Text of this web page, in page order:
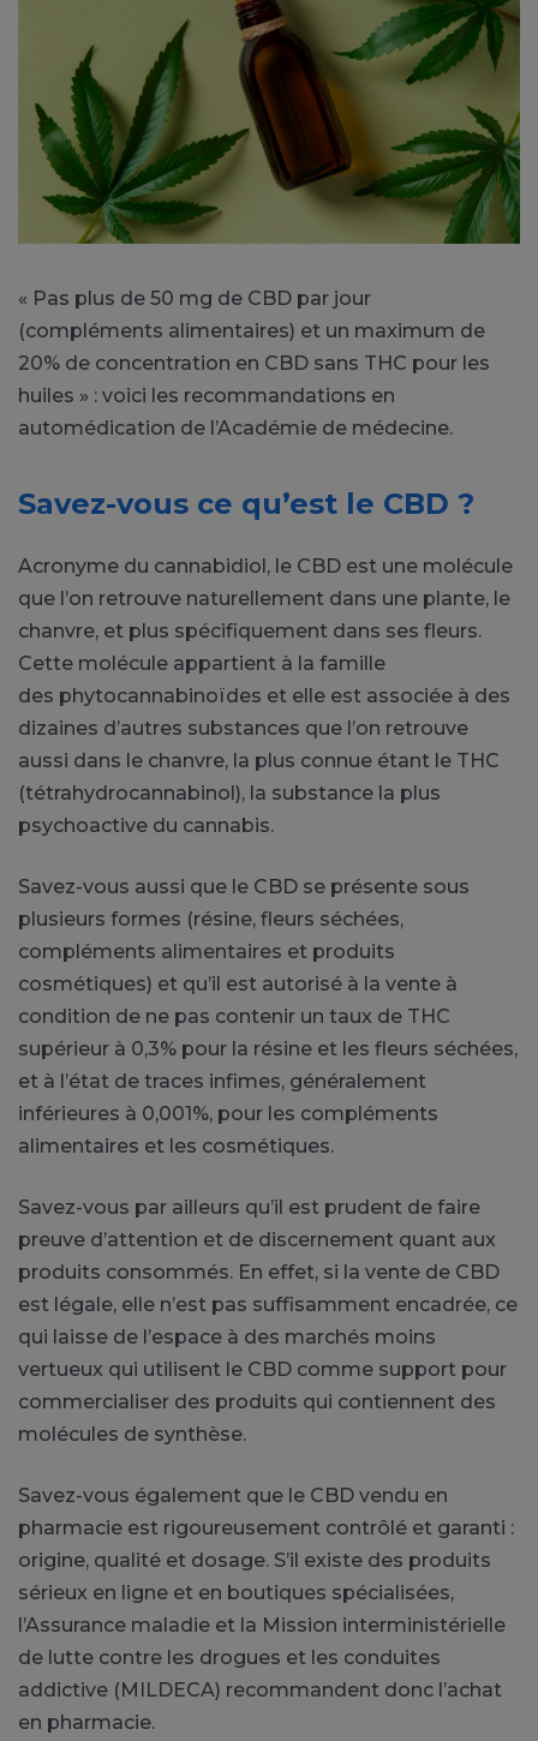
« Pas plus de 50 mg de CBD par jour
(compléments alimentaires) et un maximum de
20% de concentration en CBD sans THC pour les
huiles » : voici les recommandations en
automédication de l’Académie de médecine.
Savez-vous ce qu’est le CBD ?
Acronyme du cannabidiol, le CBD est une molécule
que l’on retrouve naturellement dans une plante, le
chanvre, et plus spécifiquement dans ses fleurs.
Cette molécule appartient à la famille
des phytocannabinoïdes et elle est associée à des
dizaines d’autres substances que l’on retrouve
aussi dans le chanvre, la plus connue étant le THC
(tétrahydrocannabinol), la substance la plus
psychoactive du cannabis.
Savez-vous aussi que le CBD se présente sous
plusieurs formes (résine, fleurs séchées,
compléments alimentaires et produits
cosmétiques) et qu’il est autorisé à la vente à
condition de ne pas contenir un taux de THC
supérieur à 0,3% pour la résine et les fleurs séchées,
et à l’état de traces infimes, généralement
inférieures à 0,001%, pour les compléments
alimentaires et les cosmétiques.
Savez-vous par ailleurs qu’il est prudent de faire
preuve d’attention et de discernement quant aux
produits consommés. En effet, si la vente de CBD
est légale, elle n’est pas suffisamment encadrée, ce
qui laisse de l’espace à des marchés moins
vertueux qui utilisent le CBD comme support pour
commercialiser des produits qui contiennent des
molécules de synthèse.
Savez-vous également que le CBD vendu en
pharmacie est rigoureusement contrôlé et garanti :
origine, qualité et dosage. S’il existe des produits
sérieux en ligne et en boutiques spécialisées,
l’Assurance maladie et la Mission interministérielle
de lutte contre les drogues et les conduites
addictive (MILDECA) recommandent donc l’achat
en pharmacie.